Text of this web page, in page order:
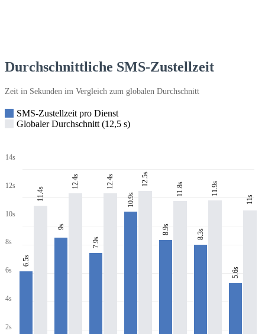
Durchschnittliche SMS-Zustellzeit
Zeit in Sekunden im Vergleich zum globalen Durchschnitt
SMS-Zustellzeit pro Dienst
Globaler Durchschnitt (12,5 s)
14s
12s
10s
8s
6s
4s
2s
6.5s
11.4s
9s
12.4s
7.9s
12.4s
10.9s
12.5s
8.9s
11.8s
8.3s
11.9s
5.6s
11s